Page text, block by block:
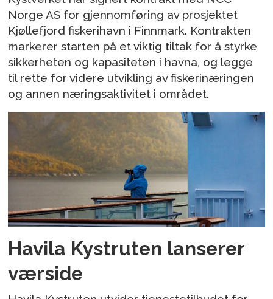
Norge AS for gjennomføring av prosjektet
Kjøllefjord fiskerihavn i Finnmark. Kontrakten
markerer starten på et viktig tiltak for å styrke
sikkerheten og kapasiteten i havna, og legge
til rette for videre utvikling av fiskerinæringen
og annen næringsaktivitet i området.
Havila Kystruten lanserer
værside